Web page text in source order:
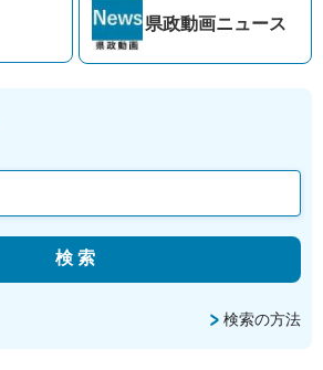
県政動画ニュース
検索の方法